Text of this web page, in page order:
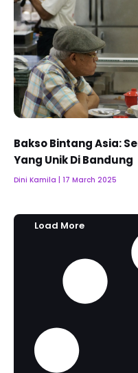
Bakso Bintang Asia:
Yang Unik Di Bandung
Dini Kamila 17 March 2025
Load More